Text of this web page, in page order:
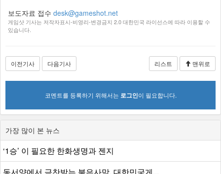
보도자료 접수 desk@gameshot.net
게임샷 기사는 저작자표시-비영리-변경금지 2.0 대한민국 라이선스에 따라 이용할 수
있습니다.
이전기사 다음기사 리스트 맨위로
코멘트를 등록하기 위해서는 로그인이 필요합니다.
가장 많이 본 뉴스
‘1승’ 이 필요한 한화생명과 젠지
동서양에서 극찬받는 붉은사막, 대한민국게...